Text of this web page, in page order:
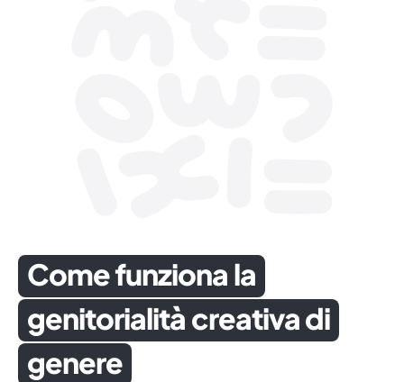
Come funziona la
genitorialità creativa di
genere